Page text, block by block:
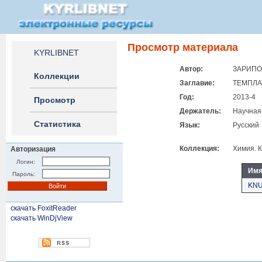
KYRLIBNET
Коллекции
Просмотр
Статистика
Авторизация
Логин:
Пароль:
скачать FoxitReader
скачать WinDjView
Просмотр материала
Автор:
Заглавие:
Год:
2013-4
Держатель:
Язык:
Русский
Коллекция: Химия.